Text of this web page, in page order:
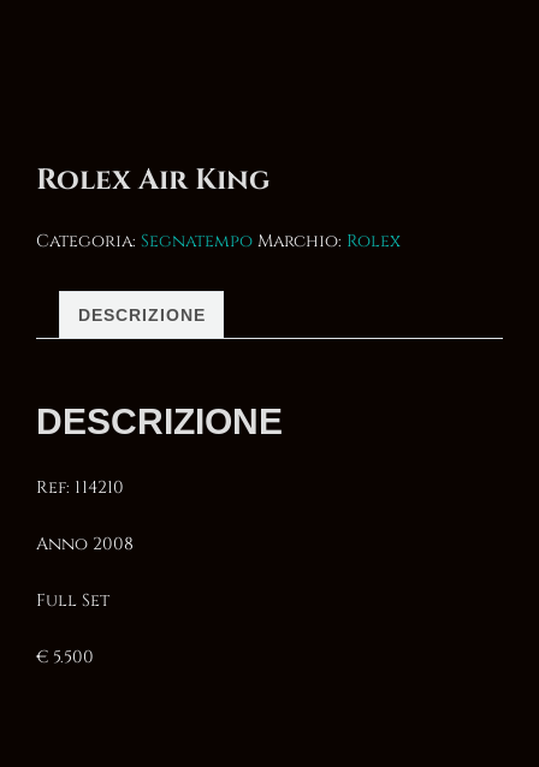
Rolex Air King
Categoria: Segnatempo Marchio: Rolex
DESCRIZIONE
DESCRIZIONE
Ref: 114210
Anno 2008
Full Set
€ 5.500